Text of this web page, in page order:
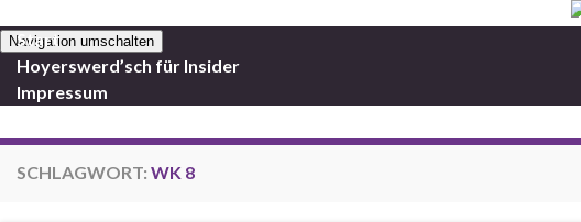
Navigation umschalten
Start
Hoyerswerd’sch für Insider
Impressum
SCHLAGWORT: WK 8